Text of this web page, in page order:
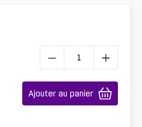
Ajouter au panier